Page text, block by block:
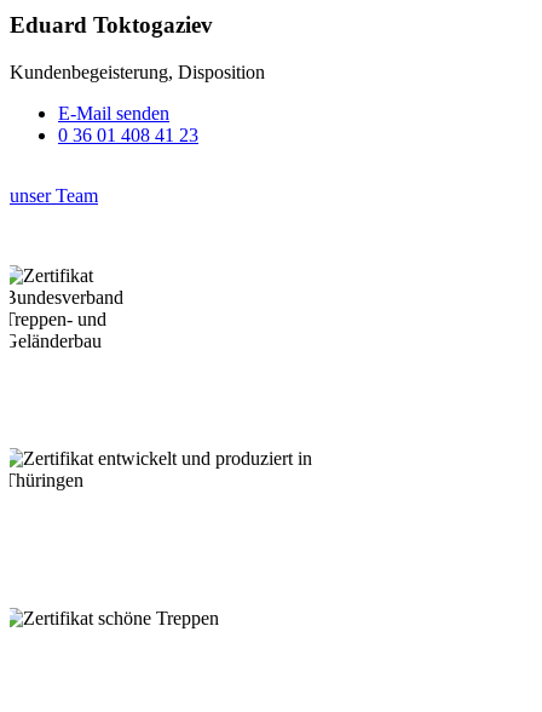
Eduard Toktogaziev
Kundenbegeisterung, Disposition
E-Mail senden
0 36 01 408 41 23
unser Team